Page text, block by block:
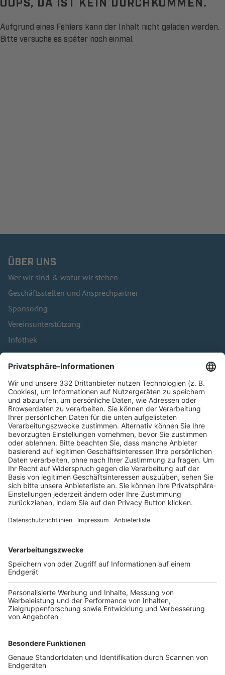
Aufgrund eines Fehlers kann der Inhalt nicht geladen werden.
Bitte versuche es später noch einmal.
ÜBER UNS
Wer wir sind & wofür wir stehen
Geschäftsstellen und Ansprechpartner
Sponsoring
Vereinsunterstützung
Infothek
Kontakt
HÄUFIG BESUCHTE SEITEN
Pässe und Vereinswechsel
Trainerausbildung
Schulungsangebot Vereinsmitarbeiter
BFV-Geschäftsstellen
Trainerbörse
Login SpielPlus
FOLGE DEM BFV
TOP-VEREINE
TOP-PARTNER